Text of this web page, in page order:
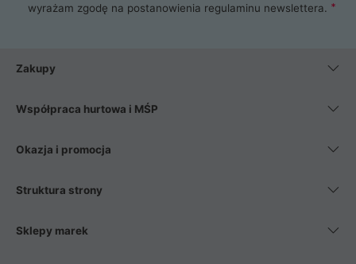
wyrażam zgodę na postanowienia regulaminu newslettera.
Zakupy
Współpraca hurtowa i MŚP
Okazja i promocja
Struktura strony
Sklepy marek